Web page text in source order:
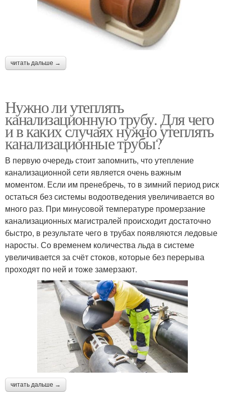
читать дальше →
Нужно ли утеплять
канализационную трубу. Для чего
и в каких случаях нужно утеплять
канализационные трубы?
В первую очередь стоит запомнить, что утепление
канализационной сети является очень важным
моментом. Если им пренебречь, то в зимний период риск
остаться без системы водоотведения увеличивается во
много раз. При минусовой температуре промерзание
канализационных магистралей происходит достаточно
быстро, в результате чего в трубах появляются ледовые
наросты. Со временем количества льда в системе
увеличивается за счёт стоков, которые без перерыва
проходят по ней и тоже замерзают.
читать дальше →